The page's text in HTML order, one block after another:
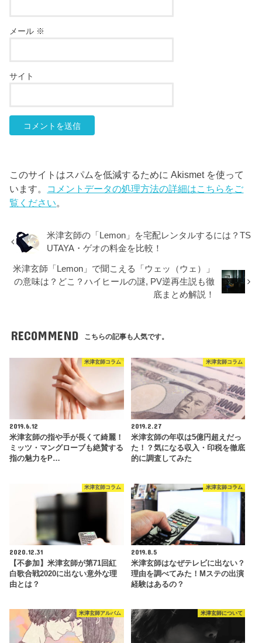
メール ※
サイト
このサイトはスパムを低減するために Akismet を使って
います。 コメントデータの処理方法の詳細はこちらをご
覧ください。
米津玄師の「Lemon」を宅配レンタルするには？TS
UTAYA・ゲオの料金を比較！
米津玄師「Lemon」で聞こえる「ウェッ（ウェ）」
の意味は？どこ？ハイヒールの謎, PV逆再生説も徹
底まとめ解説！
RECOMMEND こちらの記事も人気です。
米津玄師コラム
2019.6.12
米津玄師の指や手が長くて綺麗！
ミッツ・マングローブも絶賛する
指の魅力をP…
米津玄師コラム
2019.2.27
米津玄師の年収は5億円超えだっ
た！？気になる収入・印税を徹底
的に調査してみた
米津玄師コラム
2020.12.31
【不参加】米津玄師が第71回紅
白歌合戦2020に出ない意外な理
由とは？
米津玄師コラム
2019.8.5
米津玄師はなぜテレビに出ない？
理由を調べてみた！Mステの出演
経験はあるの？
米津玄師アルバム 米津玄師について